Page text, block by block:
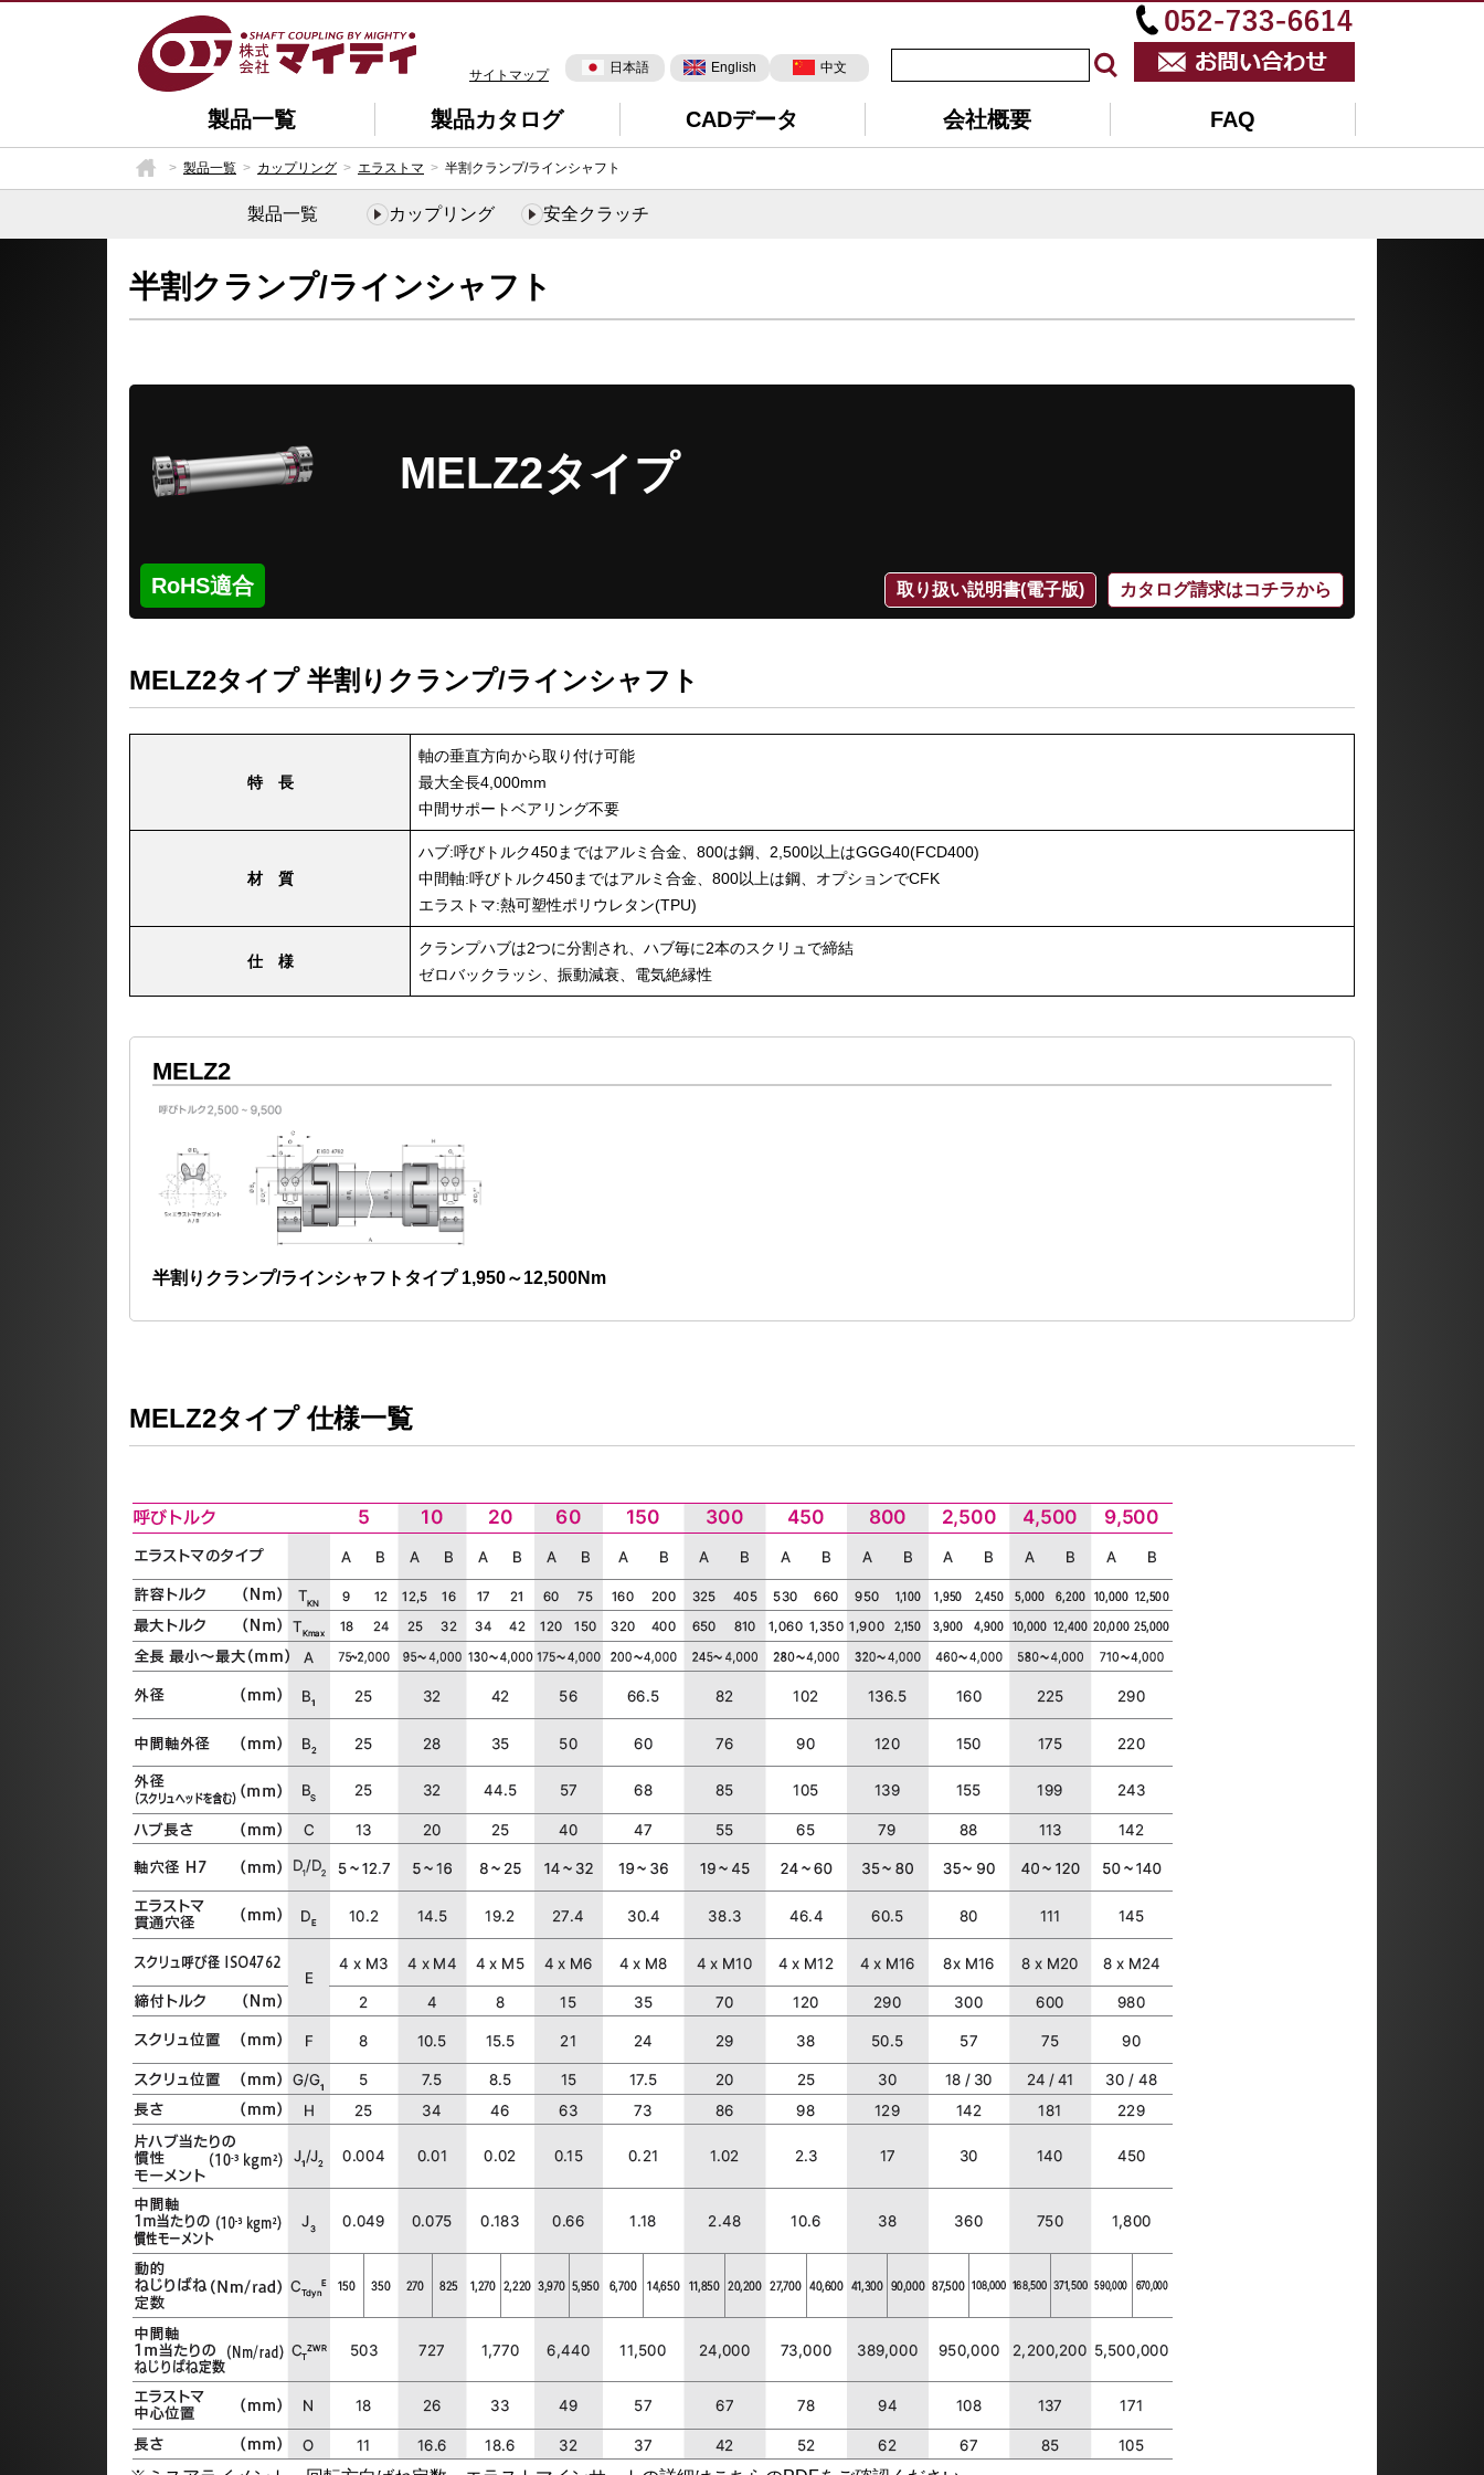
サイトマップ 日本語 English 中文
製品一覧 製品カタログ CADデータ 会社概要 FAQ
製品一覧 カップリング エラストマ 半割クランプ/ラインシャフト
製品一覧 カップリング 安全クラッチ
半割クランプ/ラインシャフト
MELZ2タイプ
取り扱い説明書(電子版) カタログ請求はコチラから
MELZ2タイプ 半割りクランプ/ラインシャフト
特 長
軸の垂直方向から取り付け可能
最大全長4,000mm
中間サポートベアリング不要
材 質
ハブ:呼びトルク450まではアルミ合金、800は鋼、2,500以上はGGG40(FCD400)
中間軸:呼びトルク450まではアルミ合金、800以上は鋼、オプションでCFK
エラストマ:熱可塑性ポリウレタン(TPU)
仕 様
クランプハブは2つに分割され、ハブ毎に2本のスクリュで締結
ゼロバックラッシ、振動減衰、電気絶縁性
MELZ2
半割りクランプ/ラインシャフトタイプ 1,950～12,500Nm
MELZ2タイプ 仕様一覧